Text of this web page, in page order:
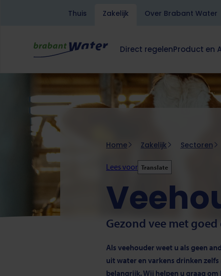
gaan
Hoofdnavigatie Direct regelen
Dit
subnavigatie
open
Product en
Thuis Zakelijk Over Brabant Water
Home Zakelijk Sectoren
Lees voor Translate
Gezond vee met
Als veehouder weet u als geen
uit water en varkens drinken
belangrijk. Wij helpen u graag